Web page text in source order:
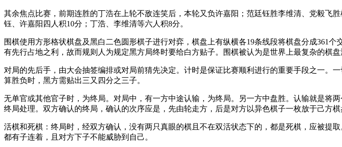
其余焦点比赛，前期连胜的丁浩在上轮不敌连笑后，本轮又负许嘉阳；范廷钰胜李维清、党毅飞
钰、许嘉阳四人积10分；丁浩、李维清等六人积8分。
围棋使用方形格状棋盘及黑白二色圆形棋子进行对弈，棋盘上有纵横各19条线段将棋盘分成361
有先行占地之利，故而规则人为规定黑方局终时要给白方贴子。围棋被认为是世界上最复杂的棋盘
对局的先后手，由大会抽签编排或对局前猜先决定。计时是保证比赛顺利进行的重要手段之一
算胜负时，黑方需贴出三又四分之三子。
无单官或其他官子时，为终局。对局中，有一方中途认输，为终局。另一方中盘胜。认输就是将
终局处理。双方确认的终局，确认的次序应是，先由轮走方，后是对方以异色棋子一枚放于己方棋
活棋和死棋：终局时，经双方确认，没有两只真眼的棋且不在双活状态下的，都是死棋，应被提
都有子连着，且对方下子不能威胁到自己。